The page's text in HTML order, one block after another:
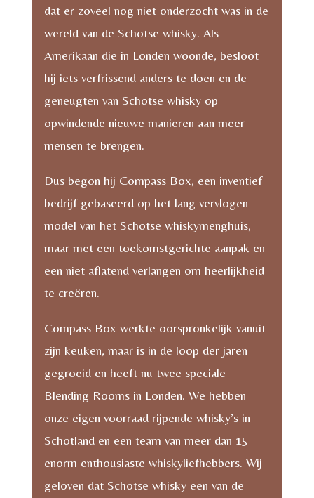
dat er zoveel nog niet onderzocht was in de
wereld van de Schotse whisky. Als
Amerikaan die in Londen woonde, besloot
hij iets verfrissend anders te doen en de
geneugten van Schotse whisky op
opwindende nieuwe manieren aan meer
mensen te brengen.
Dus begon hij Compass Box, een inventief
bedrijf gebaseerd op het lang vervlogen
model van het Schotse whiskymenghuis,
maar met een toekomstgerichte aanpak en
een niet aflatend verlangen om heerlijkheid
te creëren.
Compass Box werkte oorspronkelijk vanuit
zijn keuken, maar is in de loop der jaren
gegroeid en heeft nu twee speciale
Blending Rooms in Londen. We hebben
onze eigen voorraad rijpende whisky’s in
Schotland en een team van meer dan 15
enorm enthousiaste whiskyliefhebbers. Wij
geloven dat Schotse whisky een van de